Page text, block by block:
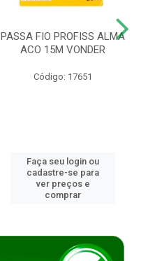
PASSA FIO PROFISS ALMA
ACO 15M VONDER
Código: 17651
Faça seu login ou
cadastre-se para
ver preços e
comprar